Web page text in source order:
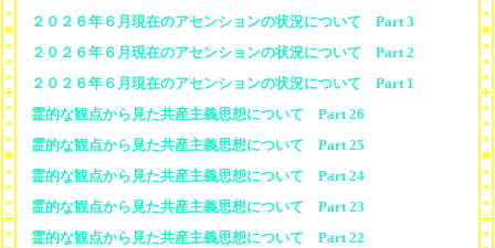
２０２６年６月現在のアセンションの状況について Part 3
２０２６年６月現在のアセンションの状況について Part 2
２０２６年６月現在のアセンションの状況について Part 1
霊的な観点から見た共産主義思想について Part 26
霊的な観点から見た共産主義思想について Part 25
霊的な観点から見た共産主義思想について Part 24
霊的な観点から見た共産主義思想について Part 23
霊的な観点から見た共産主義思想について Part 22